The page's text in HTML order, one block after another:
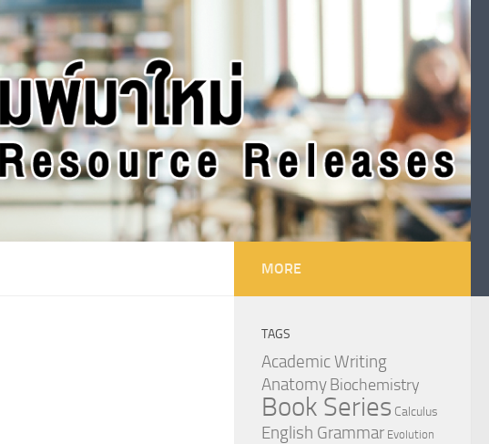
MORE
TAGS
Academic Writing
AnatomyBiochemistry
Book Series Calculus
English Grammar Evolution